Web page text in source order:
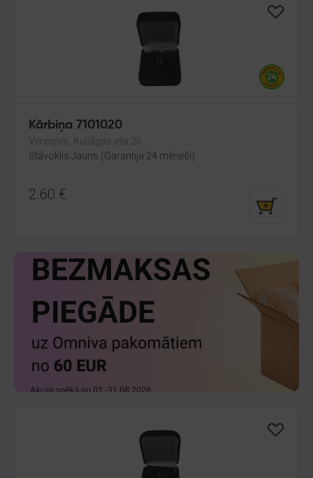
Kārbiņa 7101020
Ventspils, Kuldīgas iela 26
Stāvoklis Jauns (Garantija 24 mēneši)
2.60 €